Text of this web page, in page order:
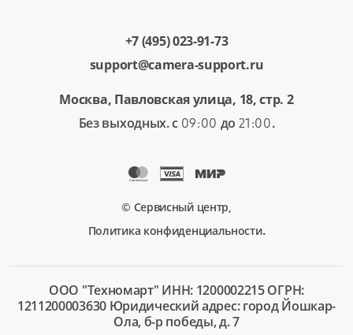
+7 (495) 023-91-73
support@camera-support.ru
Москва, Павловская улица, 18, стр. 2
Без выходных. с 09:00 до 21:00.
© Сервисный центр,
Политика конфиденциальности.
ООО "Техномарт" ИНН: 1200002215 ОГРН:
1211200003630 Юридический адрес: город Йошкар-
Ола, б-р победы, д. 7